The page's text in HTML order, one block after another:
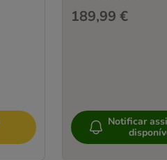
189,99 €
Notificar